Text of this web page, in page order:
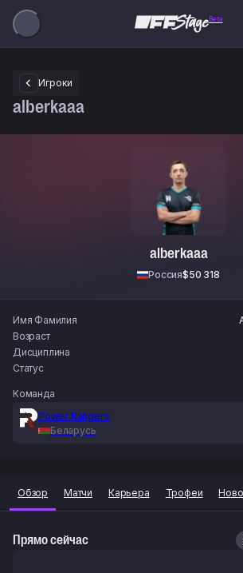
Beta
Игроки
alberkaaa
alberkaaa
Россия$50 318
Имя Фамилия
Возраст
Дисциплина
Статус
Команда
Power Rangers
Беларусь
Обзор Матчи Карьера Трофеи
Прямо сейчас